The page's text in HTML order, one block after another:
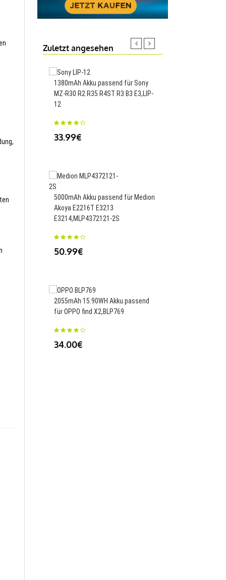
Zuletzt angesehen
1380mAh Akku passend für Sony
MZ-R30 R2 R35 R4ST R3 B3 E3,LIP-
12
33.99€
5000mAh Akku passend für Medion
Akoya E2216T E3213
E3214,MLP4372121-2S
50.99€
2055mAh 15.90WH Akku passend
für OPPO find X2,BLP769
34.00€